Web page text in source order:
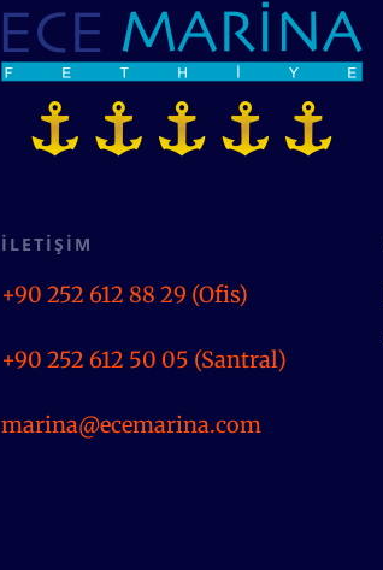
İLETİŞİM
+90 252 612 88 29 (Ofis)
+90 252 612 50 05 (Santral)
marina@ecemarina.com